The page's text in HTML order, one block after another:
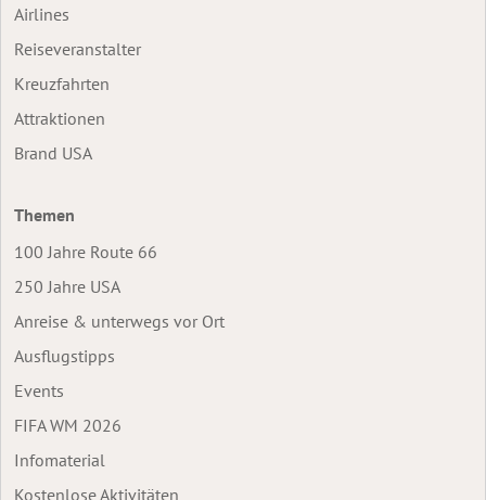
Airlines
Reiseveranstalter
Kreuzfahrten
Attraktionen
Brand USA
Themen
100 Jahre Route 66
250 Jahre USA
Anreise & unterwegs vor Ort
Ausflugstipps
Events
FIFA WM 2026
Infomaterial
Kostenlose Aktivitäten